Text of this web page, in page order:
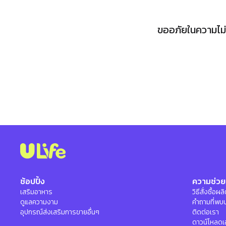
ขออภัยในความ
ช้อปปิ้ง
เสริมอาหาร
ดูแลความงาม
อุปกรณ์ส่งเสริมการขายอื่นๆ
ความช่ว
วิธีสั่งซื้อผ
คำถามที่พบ
ติดต่อเรา
ดาวน์โหลด